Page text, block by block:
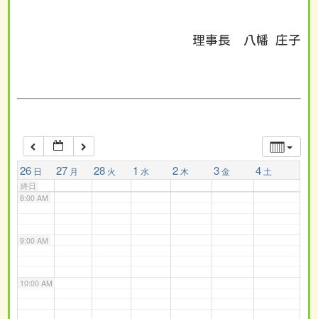
理事長 八幡 庄子
26 日 27 月 28 火 1 水 2 木 3金 4 土
終日
7:00 AM
8:00 AM
9:00 AM
10:00 AM